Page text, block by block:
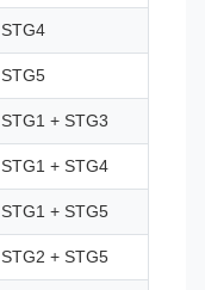
STG4
STG5
STG1 + STG3
STG1 + STG4
STG1 + STG5
STG2 + STG5